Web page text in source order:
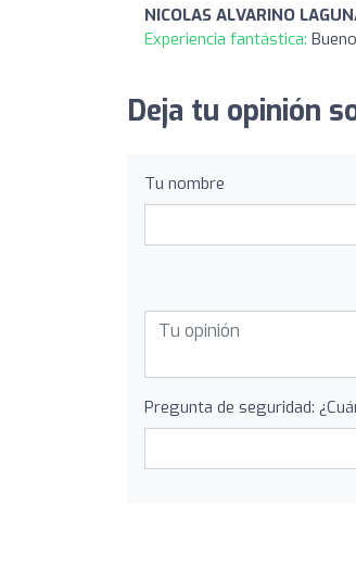
NICOLAS ALVARINO
Experiencia fantástica: Bueno
Deja tu opinión
Tu nombre
Pregunta de seguridad: